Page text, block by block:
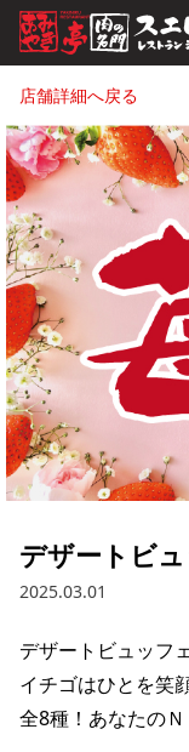
店舗詳細へ戻る
デザートビ
2025.03.01
デザートビュッフ
イチゴはひとを笑
全8種！あなたの